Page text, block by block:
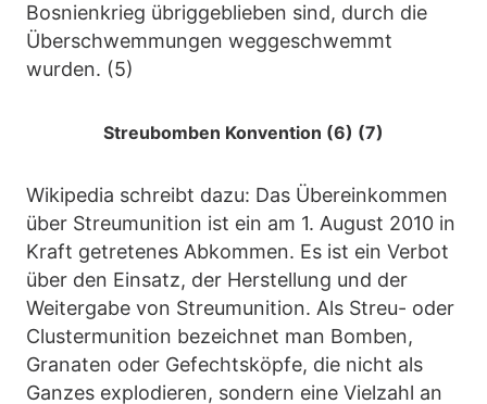
Bosnienkrieg übriggeblieben sind, durch die
Überschwemmungen weggeschwemmt
wurden. (5)
Streubomben Konvention (6) (7)
Wikipedia schreibt dazu: Das Übereinkommen
über Streumunition ist ein am 1. August 2010 in
Kraft getretenes Abkommen. Es ist ein Verbot
über den Einsatz, der Herstellung und der
Weitergabe von Streumunition. Als Streu- oder
Clustermunition bezeichnet man Bomben,
Granaten oder Gefechtsköpfe, die nicht als
Ganzes explodieren, sondern eine Vielzahl an